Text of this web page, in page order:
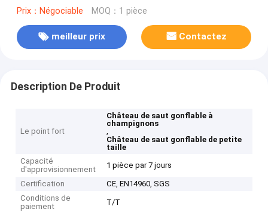
Prix：Négociable MOQ：1 pièce
meilleur prix Contactez
Description De Produit
Le point fort
Château de saut gonflable à
champignons
,
Château de saut gonflable de petite
taille
Capacité
d'approvisionnement
1 pièce par 7 jours
Certification
CE, EN14960, SGS
Conditions de
paiement
T/T